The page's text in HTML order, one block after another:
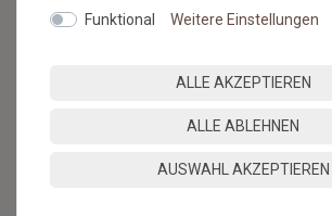
NEWSLETTER
Jetzt anmelden: Profitieren Sie von
Funktional Weitere Einstellungen
ALLE AKZEPTIEREN
ALLE ABLEHNEN
AUSWAHL AKZEPTIEREN